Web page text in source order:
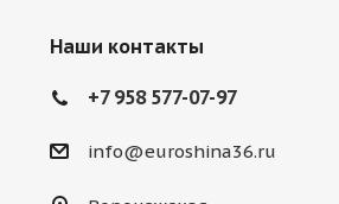
Наши контакты
+7 958 577-07-97
info@euroshina36.ru